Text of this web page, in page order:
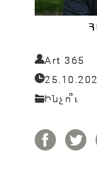
Art 365
Ինչո՞ւ